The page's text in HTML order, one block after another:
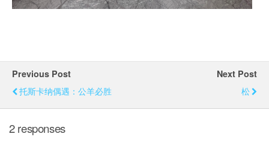
Previous Post
托斯卡纳偶遇：公羊必胜
Next Post
松
2 responses